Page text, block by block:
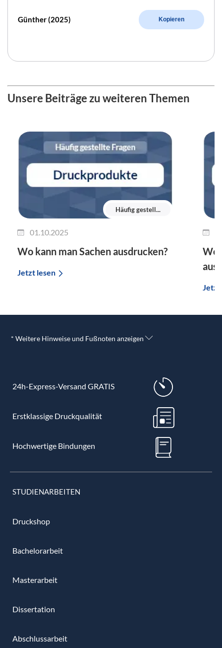
Günther (2025) Kopieren
Unsere Beiträge zu weiteren Themen
Häufig gestell...
01.10.2025
Wo kann man Sachen ausdrucken?
Jetzt lesen
Wo
Jetzt
* Weitere Hinweise und Fußnoten anzeigen
24h-Express-Versand GRATIS
Erstklassige Druckqualität
Hochwertige Bindungen
STUDIENARBEITEN
Druckshop
Bachelorarbeit
Masterarbeit
Dissertation
Abschlussarbeit